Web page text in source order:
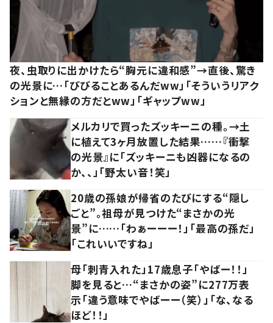
夜、虫取りに出かけたら“胸元に違和感”→直後、驚き
の光景に…「びびることあるんだww」「そういうリアク
ションと無縁の方だとww」「ギャップww」
メルカリで買ったズッキーニの種。→土
に植えて3ヶ月放置した結果……『衝撃
の光景』に「ズッキーニも凶器になるの
か、、」「野太い音！笑」
20歳の孫娘が帰省のたびにする“隠し
ごと”。祖母が見つけた“まさかの光
景”に……「わぁーーー！」「最高の孫だ」
「これいいですね」
母「刺青入れた」17歳息子「やばー！！」
脚を見ると…“まさかの姿”に277万表
示「違う意味でやばーー（笑）」「な、なる
ほど！！」